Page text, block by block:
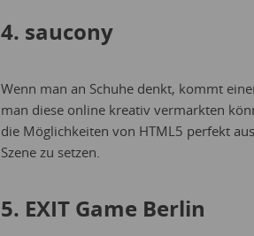
4. saucony
Wenn man an Schuhe denkt, kommt
man diese online kreativ vermarkten
die Möglichkeiten von HTML5 perfekt
Szene zu setzen.
5. EXIT Game Berlin